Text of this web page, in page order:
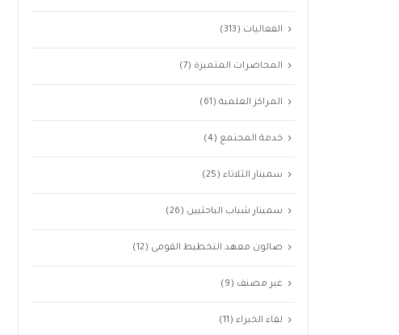
الفعاليات (313)
المحاضرات المتميزة (7)
المراكز العلمية (61)
خدمة المجتمع (4)
سمينار الثلاثاء (25)
سمينار شباب الباحثيين (26)
صالون معهد التخطيط القومى (12)
غير مصنف (9)
لقاء الخبراء (11)